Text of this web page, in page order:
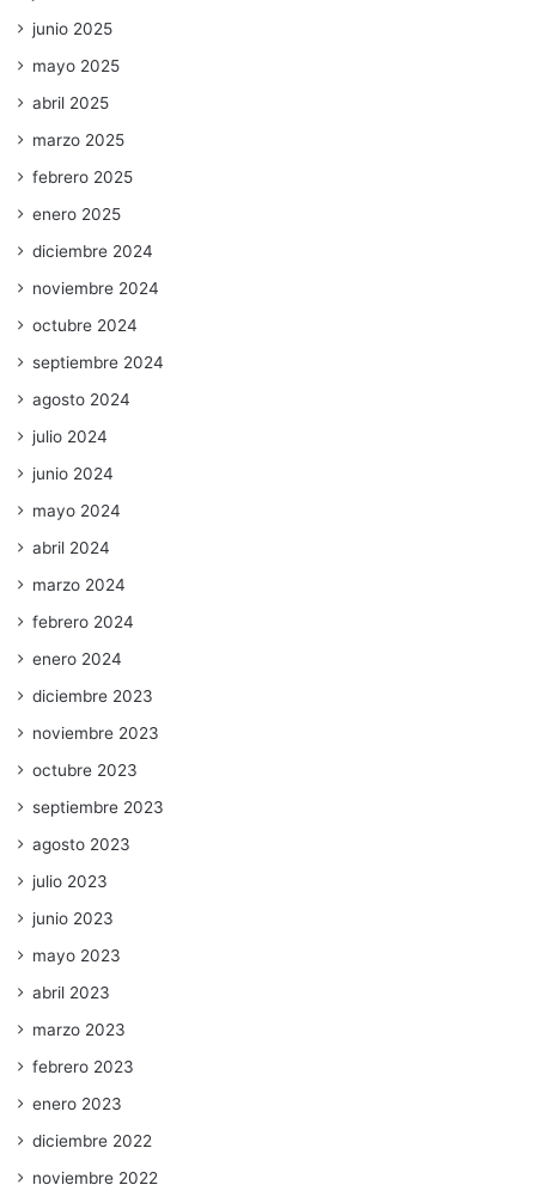
junio 2025
mayo 2025
abril 2025
marzo 2025
febrero 2025
enero 2025
diciembre 2024
noviembre 2024
octubre 2024
septiembre 2024
agosto 2024
julio 2024
junio 2024
mayo 2024
abril 2024
marzo 2024
febrero 2024
enero 2024
diciembre 2023
noviembre 2023
octubre 2023
septiembre 2023
agosto 2023
julio 2023
junio 2023
mayo 2023
abril 2023
marzo 2023
febrero 2023
enero 2023
diciembre 2022
noviembre 2022